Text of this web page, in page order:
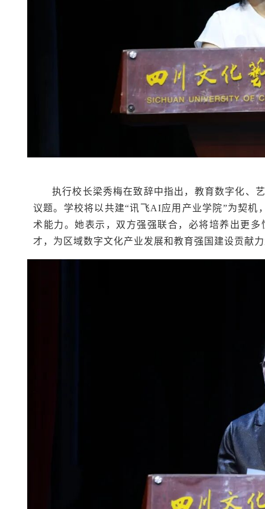
执行校长梁秀梅在致辞中指出，教育数字化、
议题。学校将以共建“讯飞AI应用产业学院”为契
术能力。她表示，双方强强联合，必将培养出更
才，为区域数字文化产业发展和教育强国建设贡献